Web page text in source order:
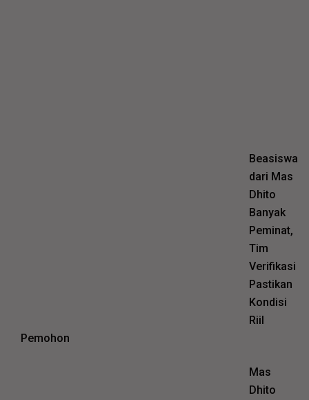
Beasiswa
dari Mas
Dhito
Banyak
Peminat,
Tim
Verifikasi
Pastikan
Kondisi
Riil
Pemohon
Mas
Dhito